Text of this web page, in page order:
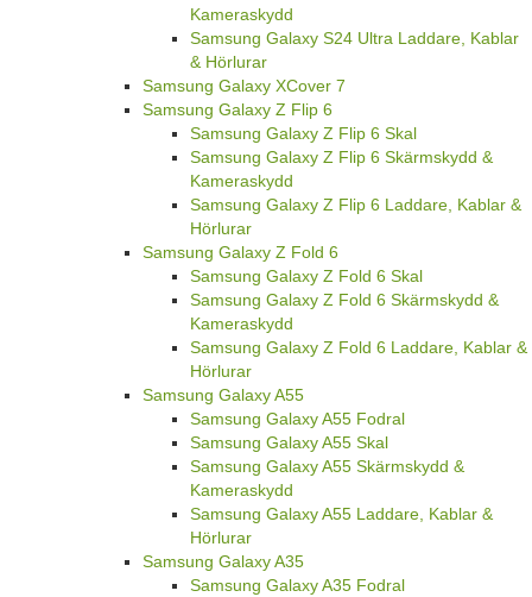
Kameraskydd
Samsung Galaxy S24 Ultra Laddare, Kablar
& Hörlurar
Samsung Galaxy XCover 7
Samsung Galaxy Z Flip 6
Samsung Galaxy Z Flip 6 Skal
Samsung Galaxy Z Flip 6 Skärmskydd &
Kameraskydd
Samsung Galaxy Z Flip 6 Laddare, Kablar &
Hörlurar
Samsung Galaxy Z Fold 6
Samsung Galaxy Z Fold 6 Skal
Samsung Galaxy Z Fold 6 Skärmskydd &
Kameraskydd
Samsung Galaxy Z Fold 6 Laddare, Kablar &
Hörlurar
Samsung Galaxy A55
Samsung Galaxy A55 Fodral
Samsung Galaxy A55 Skal
Samsung Galaxy A55 Skärmskydd &
Kameraskydd
Samsung Galaxy A55 Laddare, Kablar &
Hörlurar
Samsung Galaxy A35
Samsung Galaxy A35 Fodral